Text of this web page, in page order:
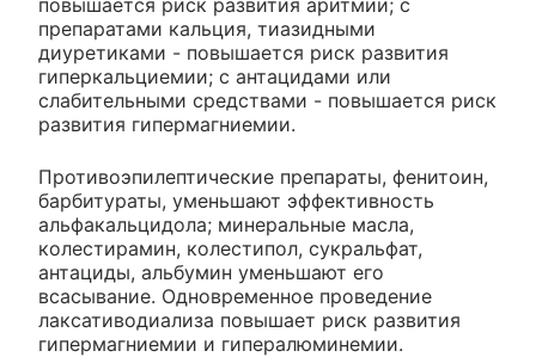
препаратами кальция, тиазидными
диуретиками - повышается риск развития
гиперкальциемии; с антацидами или
слабительными средствами - повышается риск
развития гипермагниемии.
Противоэпилептические препараты, фенитоин,
барбитураты, уменьшают эффективность
альфакальцидола; минеральные масла,
колестирамин, колестипол, сукральфат,
антациды, альбумин уменьшают его
всасывание. Одновременное проведение
лаксативодиализа повышает риск развития
гипермагниемии и гипералюминемии.